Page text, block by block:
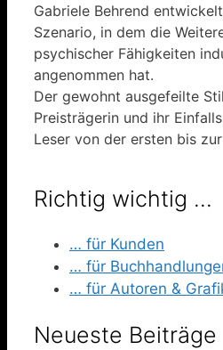
Gabriele Behrend
Szenario, in dem die
psychischer Fähigkeiten
angenommen hat.
Der gewohnt ausgefeilte
Preisträgerin und ihr
Leser von der ersten bis
Richtig wichtig …
… für Kunden
… für
… für Autoren &
Neueste Beiträge